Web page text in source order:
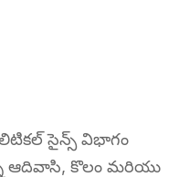
సైన్స్ విభాగం
ఆదివాసి, కొలం మరియు